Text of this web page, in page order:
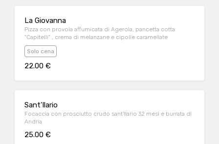
La Giovanna
Pizza con provola affumicata di Agerola, pancetta cotta
"Capitelli" , crema di melanzane e cipolle caramellate
Solo cena
22.00 €
Sant'Ilario
Focaccia con prosciutto crudo sant'Ilario 32 mesi e burrata di
Andria
25.00 €